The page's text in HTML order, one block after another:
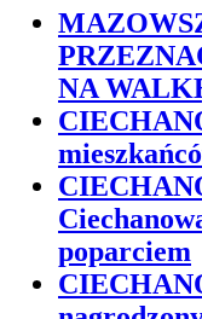
NA
poparciem